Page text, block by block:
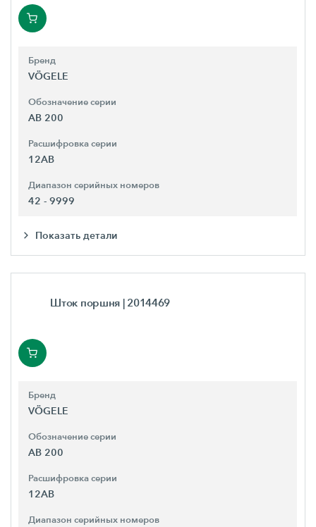
Бренд
VÖGELE
Обозначение серии
AB 200
Расшифровка серии
12AB
Диапазон серийных номеров
42 - 9999
Показать детали
Шток поршня | 2014469
Бренд
VÖGELE
Обозначение серии
AB 200
Расшифровка серии
12AB
Диапазон серийных номеров